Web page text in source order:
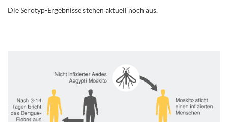
Die Serotyp-Ergebnisse stehen aktuell noch aus.